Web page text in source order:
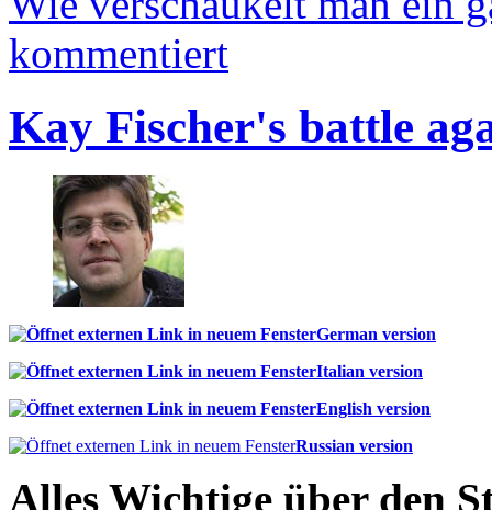
kommentiert
Kay Fischer's battle
German version
Italian version
English version
Russian version
Alles Wichtige über den